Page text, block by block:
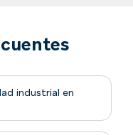
industrial en